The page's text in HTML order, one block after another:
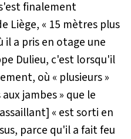
finalement
Liège, « 15 mètres plus
il a pris en otage une
Dulieu, c'est lorsqu'il
où « plusieurs»
aux jambes» que le
« est sorti en
parce qu'il a fait feu